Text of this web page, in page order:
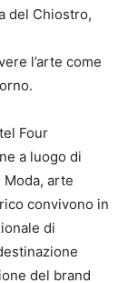
del Chiostro,
l’arte come
Four
a luogo di
arte
convivono in
di
del brand